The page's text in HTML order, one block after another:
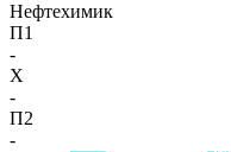
Нефтехимик
П1
-
X
-
П2
-